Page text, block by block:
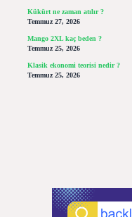
Kükürt ne zaman atılır ?
Temmuz 27, 2026
Mango 2XL kaç beden ?
Temmuz 25, 2026
Klasik ekonomi teorisi nedir ?
Temmuz 25, 2026